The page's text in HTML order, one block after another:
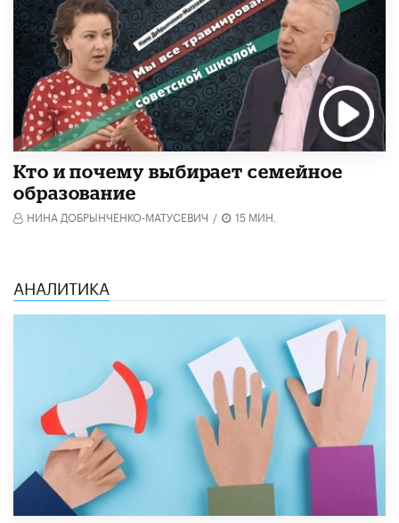
Кто и почему выбирает семейное
образование
НИНА ДОБРЫНЧЕНКО-МАТУСЕВИЧ / 15 МИН.
АНАЛИТИКА